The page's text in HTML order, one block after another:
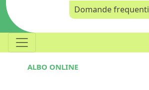
Domande frequenti
ALBO ONLINE